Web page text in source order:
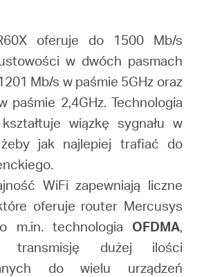
oferuje do 1500 Mb/s
w dwóch pasmach
Mb/s w paśmie 5GHz oraz
paśmie 2,4GHz. Technologia
wiązkę sygnału w
jak najlepiej trafiać do
WiFi zapewniają liczne
oferuje router Mercusys
m.in. technologia OFDMA,
transmisję dużej ilości
do wielu urządzeń